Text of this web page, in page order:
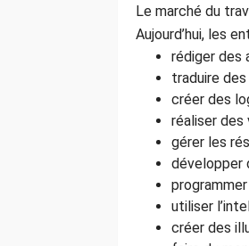
Le marché du
Aujourd’hui, les
rédiger des
traduire
créer des
réaliser des
gérer les
développer
utiliser
créer des